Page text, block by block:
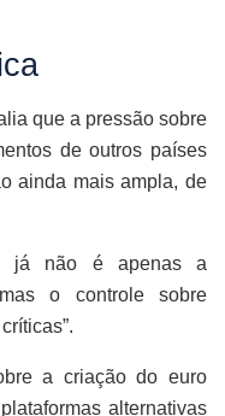
que a pressão sobre
de outros países
ainda mais ampla, de
já não é apenas a
o controle sobre
a criação do euro
alternativas